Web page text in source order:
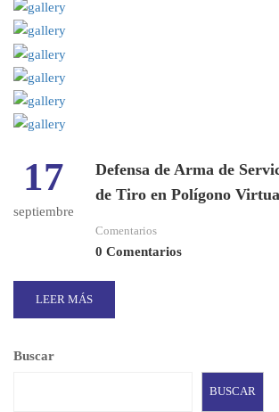
17
septiembre
Defensa de Arma de
de Tiro en Polígono
Comentarios
0 Comentarios
LEER MÁS
Buscar
BUSCAR